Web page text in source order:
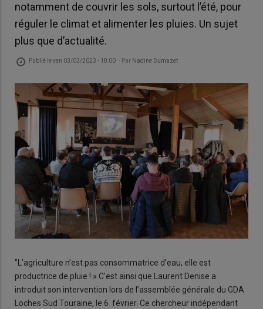
notamment de couvrir les sols, surtout l’été, pour
réguler le climat et alimenter les pluies. Un sujet
plus que d’actualité.
Publié leven 03/03/2023 - 18:00 - Par Nadine Dumazet
"L’agriculture n’est pas consommatrice d’eau, elle est
productrice de pluie ! » C’est ainsi que Laurent Denise a
introduit son intervention lors de l’assemblée générale du GDA
Loches Sud Touraine, le 6 février. Ce chercheur indépendant